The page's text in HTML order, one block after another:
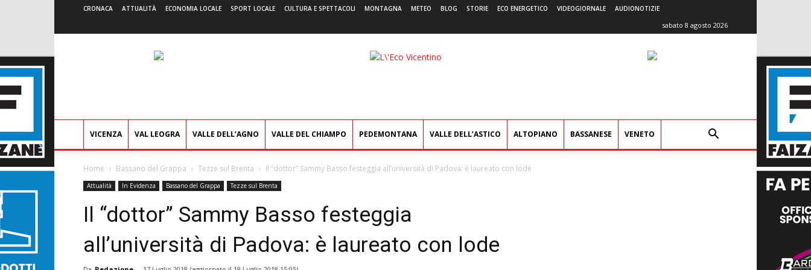
CRONACA ATTUALITÀ ECONOMIA LOCALE SPORT LOCALE CULTURA E SPETTACOLI MONTAGNA METEO BLOG STORIE ECO ENERGETICO VIDEOGIORNALE AUDIONOTIZIE
sabato 8 agosto 2026
L'Eco
VICENZA VAL LEOGRA VALLE DELL’AGNO VALLE DEL CHIAMPO PEDEMONTANA VALLE DELL’ASTICO ALTOPIANO BASSANESE VENETO
Home Bassano del Grappa Tezze sul Brenta Il “dottor” Sammy Basso festeggia all’università di Padova: è laureato con lode
Attualità In Evidenza Bassano del Grappa Tezze sul Brenta
Il “dottor” Sammy Basso festeggia
all’università di Padova: è laureato con lode